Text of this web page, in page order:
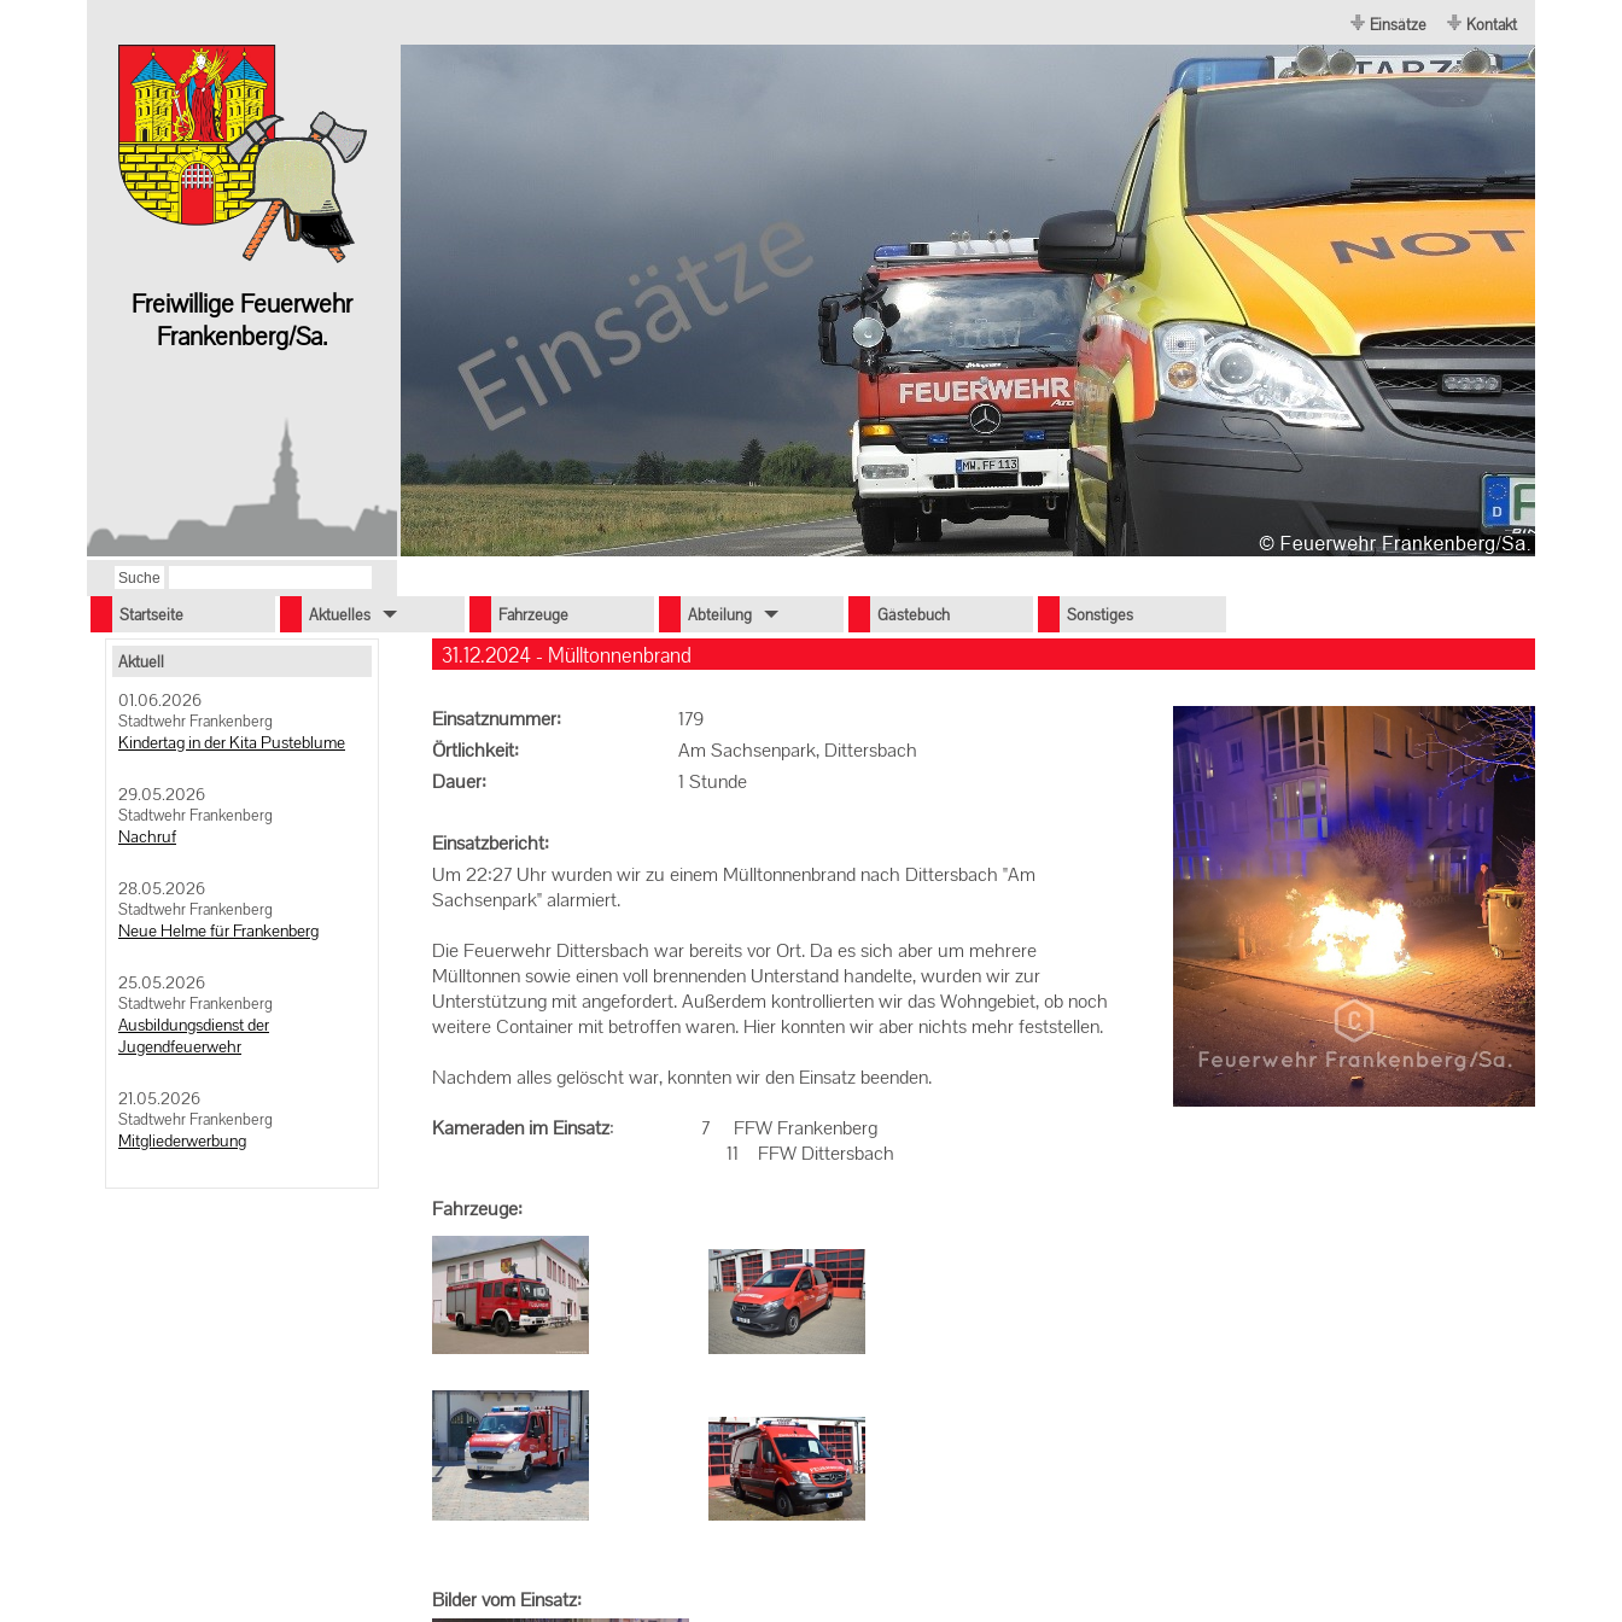
Einsätze Kontakt
Freiwillige Feuerwehr
Frankenberg/Sa.
Startseite Aktuelles Fahrzeuge Abteilung Gästebuch Sonstiges
31.12.2024 - Mülltonnenbrand
Einsatznummer:
179
Örtlichkeit:
Am Sachsenpark, Dittersbach
Dauer:
1 Stunde
Einsatzbericht:
Um 22:27 Uhr wurden wir zu einem Mülltonnenbrand nach Dittersbach "Am
Sachsenpark" alarmiert.
Die Feuerwehr Dittersbach war bereits vor Ort. Da es sich aber um mehrere
Mülltonnen sowie einen voll brennenden Unterstand handelte, wurden wir zur
Unterstützung mit angefordert. Außerdem kontrollierten wir das Wohngebiet, ob noch
weitere Container mit betroffen waren. Hier konnten wir aber nichts mehr feststellen.
Nachdem alles gelöscht war, konnten wir den Einsatz beenden.
Kameraden im Einsatz: 7 FFW Frankenberg
11 FFW Dittersbach
Fahrzeuge:
Bilder vom Einsatz:
Aktuell
01.06.2026
Stadtwehr Frankenberg
Kindertag in der Kita Pusteblume
29.05.2026
Stadtwehr Frankenberg
Nachruf
28.05.2026
Stadtwehr Frankenberg
Neue Helme für Frankenberg
25.05.2026
Stadtwehr Frankenberg
Ausbildungsdienst der
Jugendfeuerwehr
21.05.2026
Stadtwehr Frankenberg
Mitgliederwerbung